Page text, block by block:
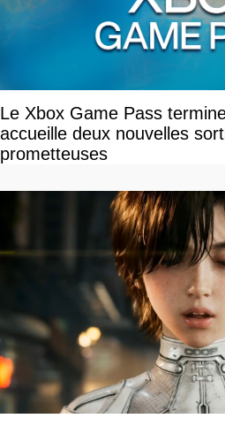
Le Xbox Game Pass
accueille deux nouvelles
prometteuses